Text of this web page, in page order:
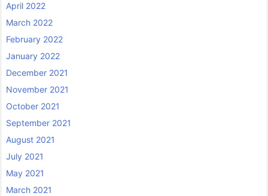
April 2022
March 2022
February 2022
January 2022
December 2021
November 2021
October 2021
September 2021
August 2021
July 2021
May 2021
March 2021